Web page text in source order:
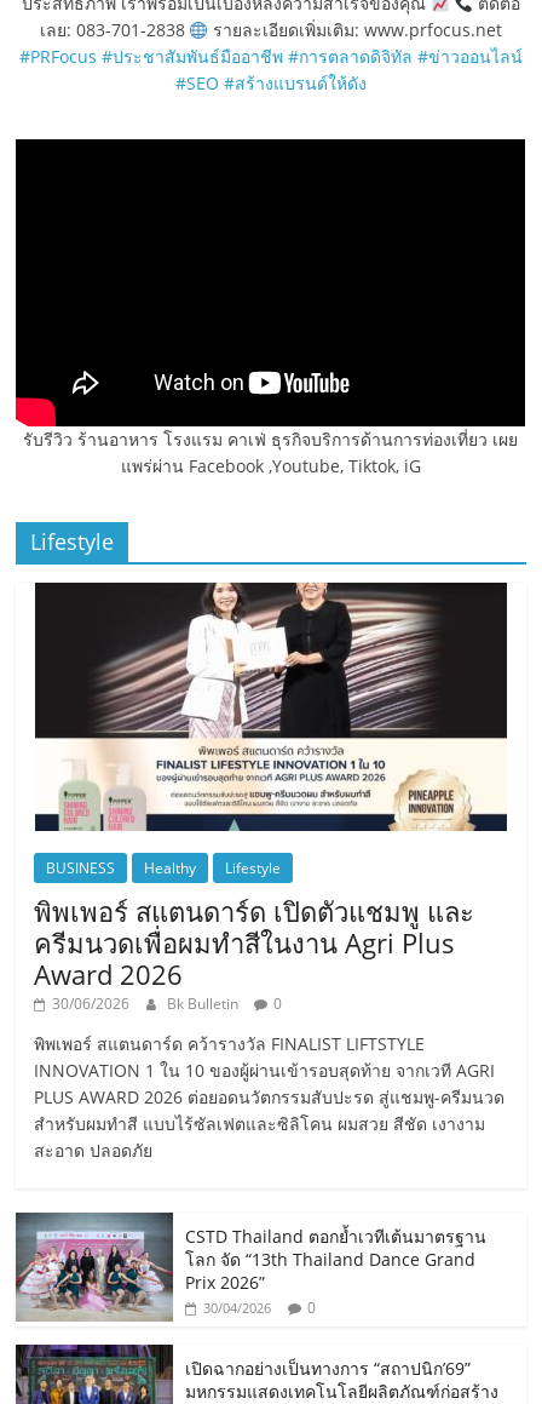
เลย: 083-701-2838
รายละเอียดเพิ่มเติม: www.prfocus.net
#PRFocus #ประชาสัมพันธ์มืออาชีพ #การตลาดดิจิทัล #ข่าวออนไลน์
#SEO #สร้างแบรนด์ให้ดัง
รับรีวิว ร้านอาหาร โรงแรม คาเฟ่ ธุรกิจบริการด้านการท่องเที่ยว เผย
แพร่ผ่าน Facebook ,Youtube, Tiktok, iG
Lifestyle
BUSINESS Healthy Lifestyle
พิพเพอร์ สแตนดาร์ด เปิดตัวแชมพู และ
ครีมนวดเพื่อผมทำสีในงาน Agri Plus
Award 2026
30/06/2026 Bk Bulletin 0
พิพเพอร์ สแตนดาร์ด คว้ารางวัล FINALIST LIFTSTYLE
INNOVATION 1 ใน 10 ของผู้ผ่านเข้ารอบสุดท้าย จากเวที AGRI
PLUS AWARD 2026 ต่อยอดนวัตกรรมสับปะรด สู่แชมพู-ครีมนวด
สำหรับผมทำสี แบบไร้ซัลเฟตและซิลิโคน ผมสวย สีชัด เงางาม
สะอาด ปลอดภัย
CSTD Thailand ตอกย้ำเวทีเต้นมาตรฐาน
โลก จัด “13th Thailand Dance Grand
Prix 2026”
30/04/2026 0
เปิดฉากอย่างเป็นทางการ “สถาปนิก’69”
มหกรรมแสดงเทคโนโลยีผลิตภัณฑ์ก่อสร้าง